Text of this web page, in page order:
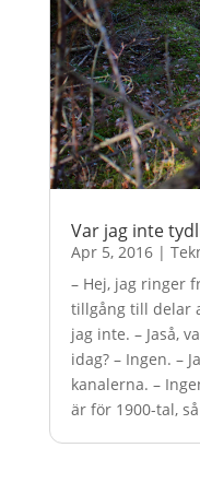
Var jag inte
Apr 5, 2016|
– Hej, jag ringer
tillgång till delar
jag inte. – Jaså,
idag? – Ingen. –
kanalerna. –
är för 1900-tal,